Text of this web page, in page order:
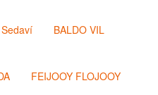
BALDO VIL
FEIJOOY FLOJOOY